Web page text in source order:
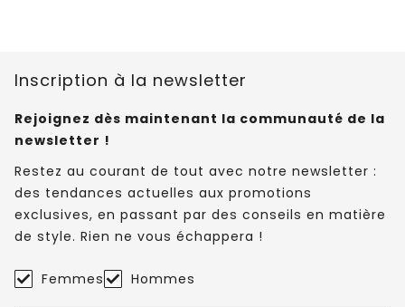
Inscription à la newsletter
Rejoignez dès maintenant la communauté de la
newsletter !
Restez au courant de tout avec notre newsletter :
des tendances actuelles aux promotions
exclusives, en passant par des conseils en matière
de style. Rien ne vous échappera !
Femmes Hommes